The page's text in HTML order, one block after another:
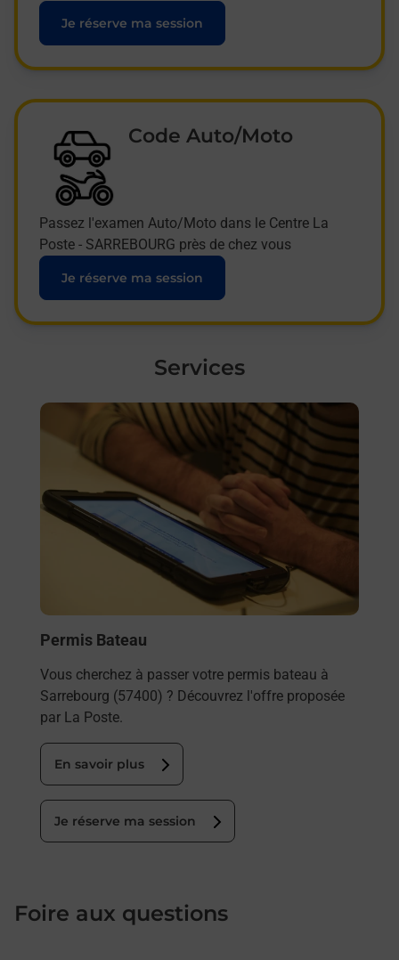
Je réserve ma session
Code Auto/Moto
Passez l'examen Auto/Moto dans le Centre La
Poste - SARREBOURG près de chez vous
Je réserve ma session
Services
En savoir plus
Permis Bateau
Vous cherchez à passer votre permis bateau à
Sarrebourg (57400) ? Découvrez l'offre proposée
par La Poste.
En savoir plus
Je réserve ma session
Foire aux questions